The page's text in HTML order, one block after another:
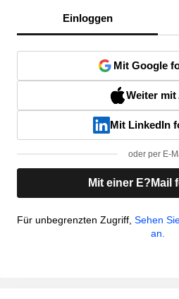
Einloggen
Mit Google
Weiter mit
Mit LinkedIn
oder per E-
Mit einer E?Mail
Für unbegrenzten Zugriff, Sehen
an.